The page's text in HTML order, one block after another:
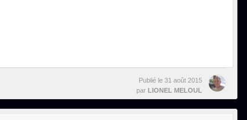
Publié le 31 août 2015
par LIONEL MELOUL